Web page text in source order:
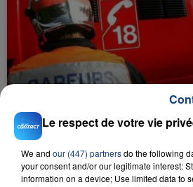
INCENDIE MORTEL À LENS
SON BÉBÉ ENTRE LA VIE ET
Un homme s'est immolé par le
aspergé sa compagne et leur
d'un liquide inflammable.
Le respect de votre vie
We and our (447) partnersdo the following
your consent and/or our legitimate interest:
information on a device; Use limited data to